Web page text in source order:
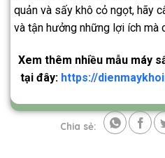
quản và sấy khô cỏ ngọt, hãy
và tận hưởng những lợi ích mà
Xem thêm nhiều mẫu máy
tại đây: https://
Chia sẻ: